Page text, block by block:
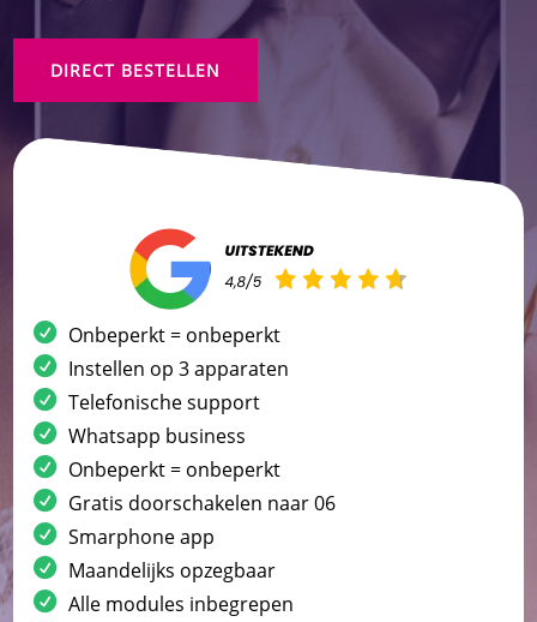
DIRECT BESTELLEN
Onbeperkt = onbeperkt
Instellen op 3 apparaten
Telefonische support
Whatsapp business
Onbeperkt = onbeperkt
Gratis doorschakelen naar 06
Smarphone app
Maandelijks opzegbaar
Alle modules inbegrepen